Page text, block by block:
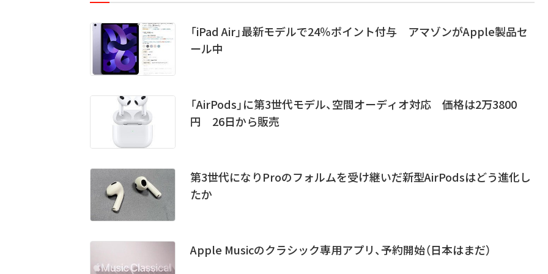
「iPad Air」最新モデルで24％ポイント付与 アマゾンがApple製品セ
ール中
「AirPods」に第3世代モデル、空間オーディオ対応 価格は2万3800
円 26日から販売
第3世代になりProのフォルムを受け継いだ新型AirPodsはどう進化し
たか
Apple Musicのクラシック専用アプリ、予約開始（日本はまだ）